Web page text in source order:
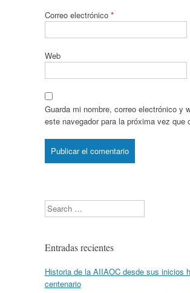
Correo electrónico *
Web
Guarda mi nombre, correo electrónico y
este navegador para la próxima vez que
Search
Entradas recientes
Historia de la AIIAOC desde sus inicios
centenario